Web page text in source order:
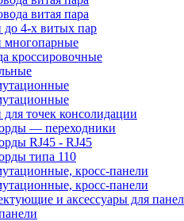
витая пара
до 4-х витых пар
многопарные
кроссировочные
для точек консолидации
— переходники
RJ45 - RJ45
типа 110
кросс-панели
кросс-панели
и аксессуары для